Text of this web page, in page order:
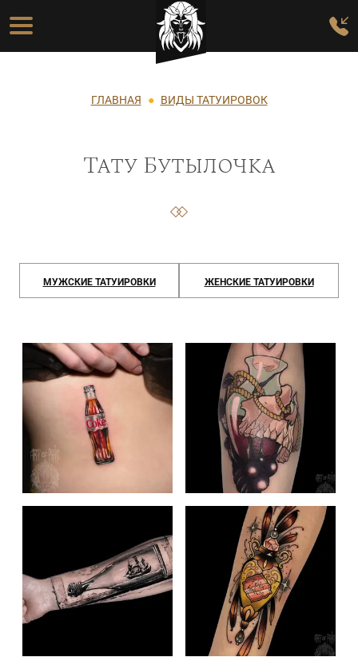
Перейти к основному содержанию
Основная навигация
Строка навигации
ГЛАВНАЯ ВИДЫ ТАТУИРОВОК
Тату Бутылочка
МУЖСКИЕ ТАТУИРОВКИ ЖЕНСКИЕ ТАТУИРОВКИ